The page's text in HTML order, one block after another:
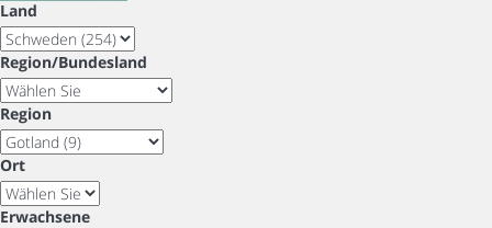
Land
Region/Bundesland
Region
Ort
Erwachsene